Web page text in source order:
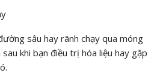
sâu hay rãnh chạy qua móng
khi bạn điều trị hóa liệu hay gặp